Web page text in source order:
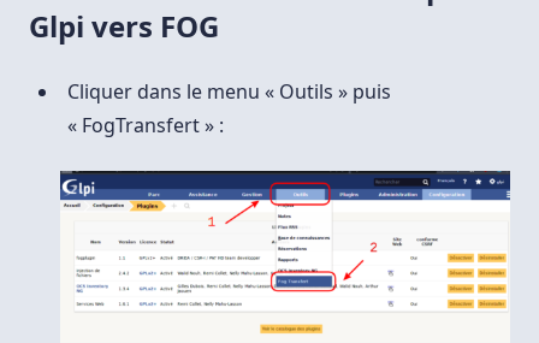
Glpi vers FOG
Cliquer dans le menu « Outils » puis
« FogTransfert » :